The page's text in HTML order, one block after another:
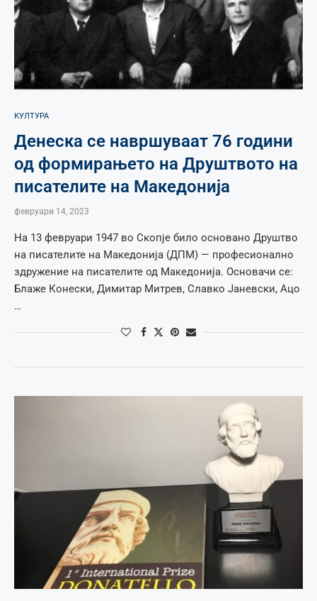
КУЛТУРА
Денеска се навршуваат 76 години
од формирањето на Друштвото на
писателите на Македонија
февруари 14, 2023
На 13 февруари 1947 во Скопје било основано Друштво
на писателите на Македонија (ДПМ) — професионално
здружение на писателите од Македонија. Основачи се:
Блаже Конески, Димитар Митрев, Славко Јаневски, Ацо
…